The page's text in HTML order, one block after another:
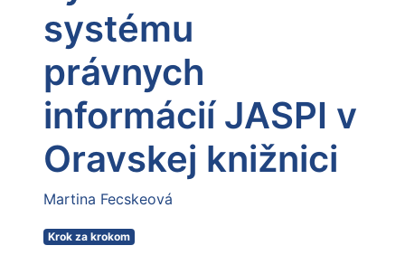
systému
právnych
informácií JASPI v
Oravskej knižnici
Martina Fecskeová
Krok za krokom